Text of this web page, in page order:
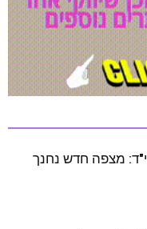
מצפה חדש נחנך